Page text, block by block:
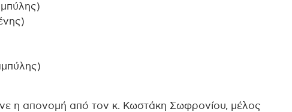
η απονομή από τον κ. Κωστάκη Σωφρονίου, μέλος